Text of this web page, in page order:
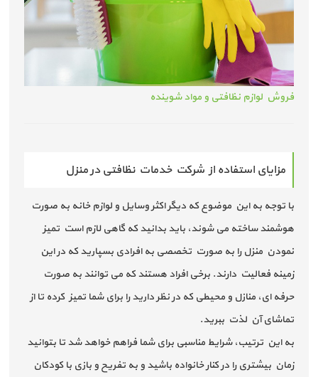
فروش لوازم نظافتی و مواد شوینده
مزایای استفاده از شرکت خدمات نظافتی در منزل
با توجه به این موضوع که دیگر اکثر وسایل و لوازم خانه به صورت
هوشمند ساخته می شوند، باید بدانید که گاهی لازم است تمیز
نمودن منزل را به صورت تخصصی به افرادی بسپارید که در این
زمینه فعالیت دارند. برخی افراد هستند که می توانند به صورت
حرفه ای، منازل و محیطی که در نظر دارید را برای شما تمیز کرده تا از
تماشای آن لذت ببرید.
به این ترتیب، شرایط مناسبی برای شما فراهم خواهد شد تا بتوانید
زمان بیشتری را در کنار خانواده باشید و به تفریح و بازی با کودکان